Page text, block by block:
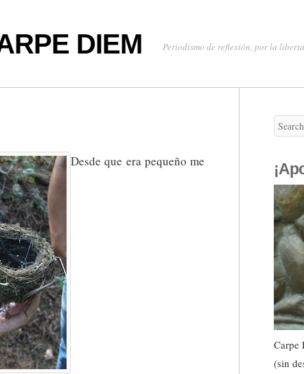
DIEM Periodismo de reflexión, por la
Desde que era pequeño me
Carpe
(sin